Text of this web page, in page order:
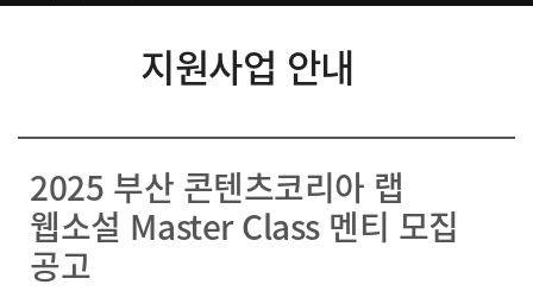
지원사업 안내
2025 부산 콘텐츠코리아 랩
웹소설 Master Class 멘티 모집
공고